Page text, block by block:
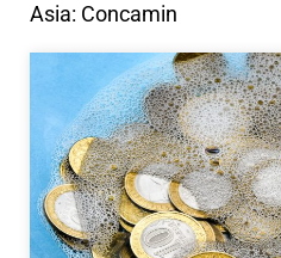
Asia: Concamin